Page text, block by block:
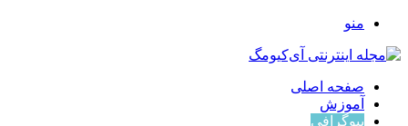
منو
صفحه اصلی
آموزش
بیوگرافی